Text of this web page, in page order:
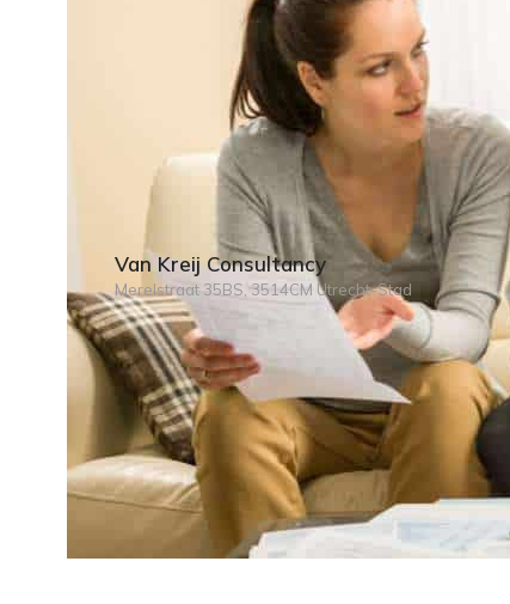
Van Kreij Consultancy
Merelstraat 35BS, 3514CM Utrecht-Stad